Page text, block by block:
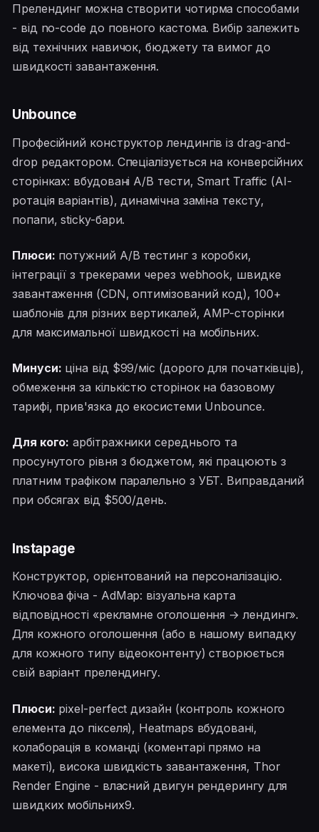
Прелендинг можна створити чотирма способами
- від no-code до повного кастома. Вибір залежить
від технічних навичок, бюджету та вимог до
швидкості завантаження.
Unbounce
Професійний конструктор лендингів із drag-and-
drop редактором. Спеціалізується на конверсійних
сторінках: вбудовані A/B тести, Smart Traffic (AI-
ротація варіантів), динамічна заміна тексту,
попапи, sticky-бари.
Плюси: потужний A/B тестинг з коробки,
інтеграції з трекерами через webhook, швидке
завантаження (CDN, оптимізований код), 100+
шаблонів для різних вертикалей, AMP-сторінки
для максимальної швидкості на мобільних.
Минуси: ціна від $99/міс (дорого для початківців),
обмеження за кількістю сторінок на базовому
тарифі, прив'язка до екосистеми Unbounce.
Для кого: арбітражники середнього та
просунутого рівня з бюджетом, які працюють з
платним трафіком паралельно з УБТ. Виправданий
при обсягах від $500/день.
Instapage
Конструктор, орієнтований на персоналізацію.
Ключова фіча - AdMap: візуальна карта
відповідності «рекламне оголошення → лендинг».
Для кожного оголошення (або в нашому випадку
для кожного типу відеоконтенту) створюється
свій варіант прелендингу.
Плюси: pixel-perfect дизайн (контроль кожного
елемента до пікселя), Heatmaps вбудовані,
колаборація в команді (коментарі прямо на
макеті), висока швидкість завантаження, Thor
Render Engine - власний двигун рендерингу для
швидких мобільних9.